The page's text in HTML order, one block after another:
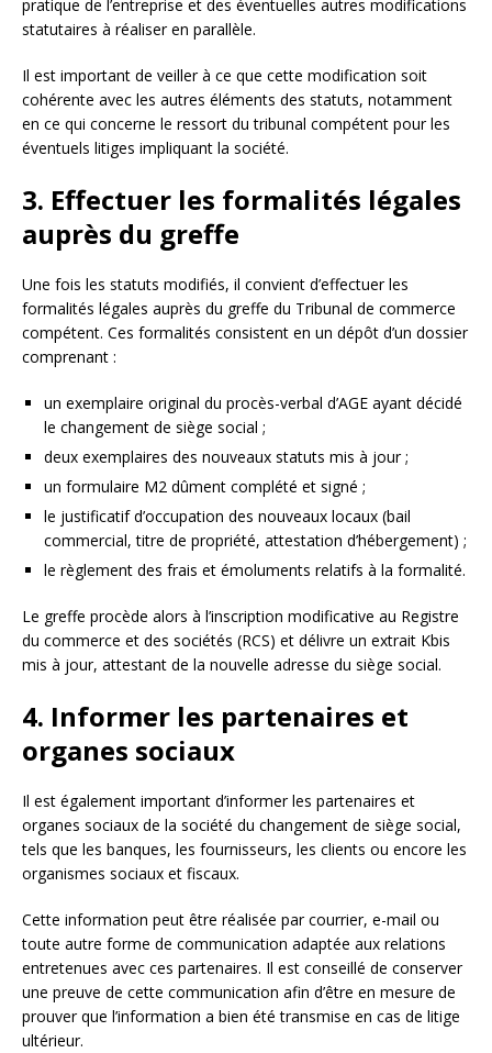
pratique de l’entreprise et des éventuelles autres modifications
statutaires à réaliser en parallèle.
Il est important de veiller à ce que cette modification soit
cohérente avec les autres éléments des statuts, notamment
en ce qui concerne le ressort du tribunal compétent pour les
éventuels litiges impliquant la société.
3. Effectuer les formalités légales
auprès du greffe
Une fois les statuts modifiés, il convient d’effectuer les
formalités légales auprès du greffe du Tribunal de commerce
compétent. Ces formalités consistent en un dépôt d’un dossier
comprenant :
un exemplaire original du procès-verbal d’AGE ayant décidé
le changement de siège social ;
deux exemplaires des nouveaux statuts mis à jour ;
un formulaire M2 dûment complété et signé ;
le justificatif d’occupation des nouveaux locaux (bail
commercial, titre de propriété, attestation d’hébergement) ;
le règlement des frais et émoluments relatifs à la formalité.
Le greffe procède alors à l’inscription modificative au Registre
du commerce et des sociétés (RCS) et délivre un extrait Kbis
mis à jour, attestant de la nouvelle adresse du siège social.
4. Informer les partenaires et
organes sociaux
Il est également important d’informer les partenaires et
organes sociaux de la société du changement de siège social,
tels que les banques, les fournisseurs, les clients ou encore les
organismes sociaux et fiscaux.
Cette information peut être réalisée par courrier, e-mail ou
toute autre forme de communication adaptée aux relations
entretenues avec ces partenaires. Il est conseillé de conserver
une preuve de cette communication afin d’être en mesure de
prouver que l’information a bien été transmise en cas de litige
ultérieur.